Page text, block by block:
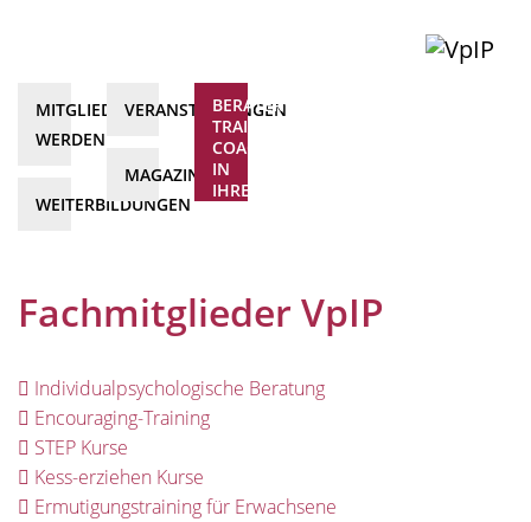
MITGLIED
WERDEN
WEITERBILDUNGEN
VERANSTALTUNGEN
MAGAZIN
BERATER*INNEN,
TRAINER*INNEN,
COACHS
IN
IHRER
Fachmitglieder VpIP
Individualpsychologische Beratung
Encouraging-Training
STEP Kurse
Kess-erziehen Kurse
Ermutigungstraining für Erwachsene